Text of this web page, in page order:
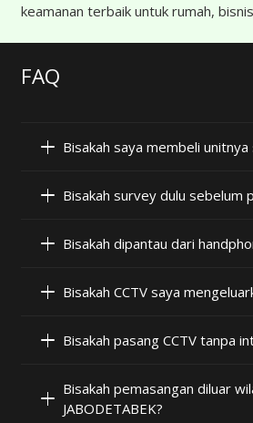
keamanan terbaik untuk rumah,
FAQ
Bisakah saya membeli unitnya
Bisakah survey dulu sebelum
Bisakah dipantau dari
Bisakah CCTV saya
Bisakah pasang CCTV tanpa
Bisakah pemasangan diluar
JABODETABEK?